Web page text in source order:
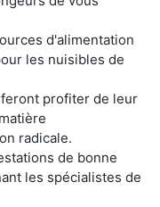
d'alimentation
les nuisibles de
profiter de leur
radicale.
de bonne
les spécialistes de